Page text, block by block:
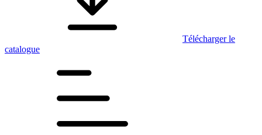
Télécharger le
catalogue